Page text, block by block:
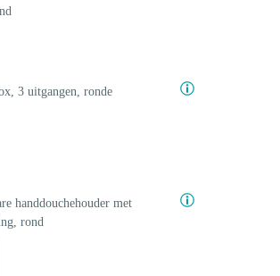
3 uitgangen, ronde
handdouchehouder met
rond